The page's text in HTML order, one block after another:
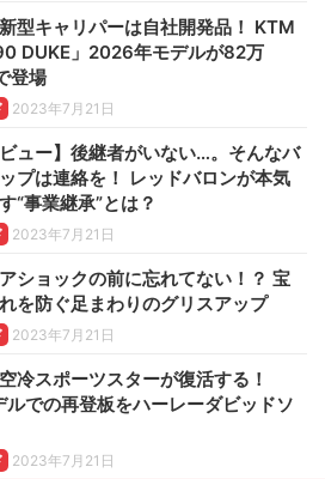
新型キャリパーは自社開発品！ KTM
DUKE」2026年モデルが82万
登場
2023年7月21日
ビュー】後継者がいない…。そんなバ
プは連絡を！ レッドバロンが本気
“事業継承”とは？
2023年7月21日
ショックの前に忘れてない！？ 宝
を防ぐ足まわりのグリスアップ
2023年7月21日
空冷スポーツスターが復活する！
での再登板をハーレーダビッドソ
2023年7月21日